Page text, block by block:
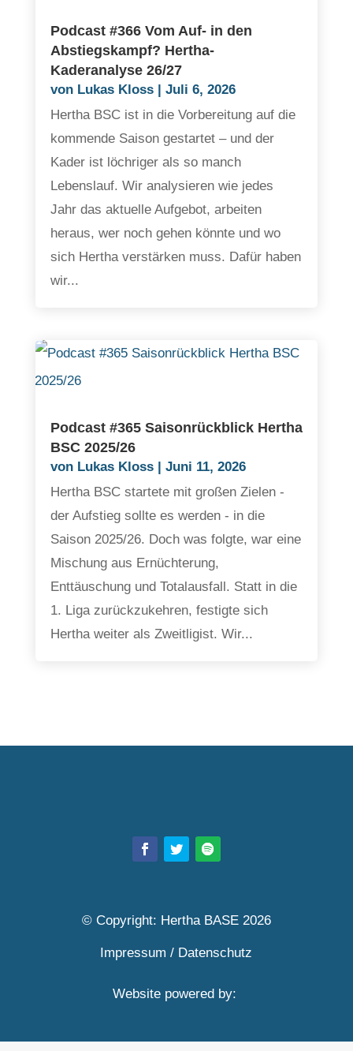
Podcast #366 Vom Auf- in den
Abstiegskampf? Hertha-
Kaderanalyse 26/27
von Lukas Kloss| Juli 6, 2026
Hertha BSC ist in die Vorbereitung auf die
kommende Saison gestartet – und der
Kader ist löchriger als so manch
Lebenslauf. Wir analysieren wie jedes
Jahr das aktuelle Aufgebot, arbeiten
heraus, wer noch gehen könnte und wo
sich Hertha verstärken muss. Dafür haben
wir...
Podcast #365 Saisonrückblick Hertha
BSC 2025/26
von Lukas Kloss| Juni 11, 2026
Hertha BSC startete mit großen Zielen -
der Aufstieg sollte es werden - in die
Saison 2025/26. Doch was folgte, war eine
Mischung aus Ernüchterung,
Enttäuschung und Totalausfall. Statt in die
1. Liga zurückzukehren, festigte sich
Hertha weiter als Zweitligist. Wir...
© Copyright: Hertha BASE 2026
Impressum / Datenschutz
Website powered by: